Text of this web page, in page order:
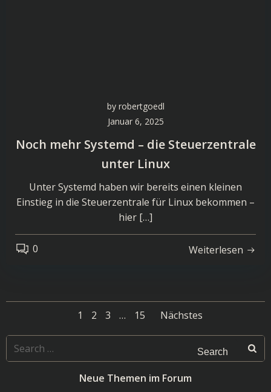
by robertgoedl
Januar 6, 2025
Noch mehr Systemd – die Steuerzentrale
unter Linux
Unter Systemd haben wir bereits einen kleinen
Einstieg in die Steuerzentrale für Linux bekommen –
hier […]
0 Weiterlesen
Posts
Page
1 Page
2 Page
3 … Page
15
Posts
Nächstes
Search
for:
Neue Themen im Forum